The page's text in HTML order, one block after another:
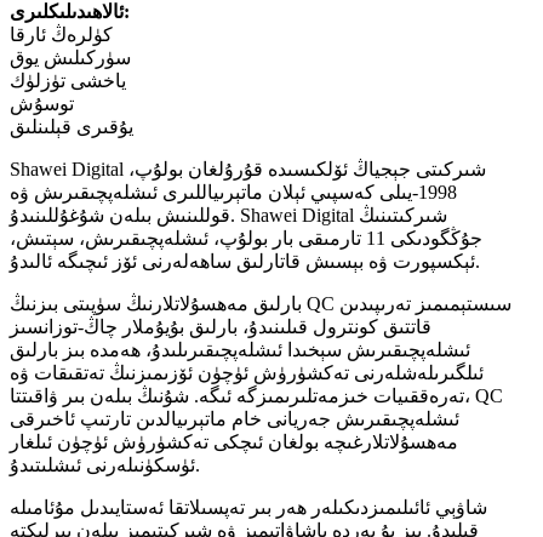
ئالاھىدىلىكلىرى:
كۈلرەڭ ئارقا
سۈركىلىش يوق
ياخشى تۈزلۈك
توسۇش
يۇقىرى قېلىنلىق
Shawei Digital شىركىتى جېجياڭ ئۆلكىسىدە قۇرۇلغان بولۇپ،
1998-يىلى كەسپىي ئېلان ماتېرىياللىرى ئىشلەپچىقىرىش ۋە
قوللىنىش بىلەن شۇغۇللىنىدۇ. Shawei Digital شىركىتىنىڭ
جۇڭگودىكى 11 تارمىقى بار بولۇپ، ئىشلەپچىقىرىش، سېتىش،
ئېكسپورت ۋە بېسىش قاتارلىق ساھەلەرنى ئۆز ئىچىگە ئالىدۇ.
بارلىق مەھسۇلاتلارنىڭ سۈپىتى بىزنىڭ QC سىستېمىمىز تەرىپىدىن
قاتتىق كونترول قىلىنىدۇ، بارلىق بۇيۇملار چاڭ-توزانسىز
ئىشلەپچىقىرىش سېخىدا ئىشلەپچىقىرىلىدۇ، ھەمدە بىز بارلىق
ئىلگىرىلەشلەرنى تەكشۈرۈش ئۈچۈن ئۆزىمىزنىڭ تەتقىقات ۋە
تەرەققىيات خىزمەتلىرىمىزگە ئىگە. شۇنىڭ بىلەن بىر ۋاقىتتا، QC
ئىشلەپچىقىرىش جەريانى خام ماتېرىيالدىن تارتىپ ئاخىرقى
مەھسۇلاتلارغىچە بولغان ئىچكى تەكشۈرۈش ئۈچۈن ئىلغار
ئۈسكۈنىلەرنى ئىشلىتىدۇ.
شاۋېي ئائىلىمىزدىكىلەر ھەر بىر تەپسىلاتقا ئەستايىدىل مۇئامىلە
قىلىدۇ. بىز بۇ يەردە ياشاۋاتىمىز ۋە شىركىتىمىز بىلەن بىرلىكتە